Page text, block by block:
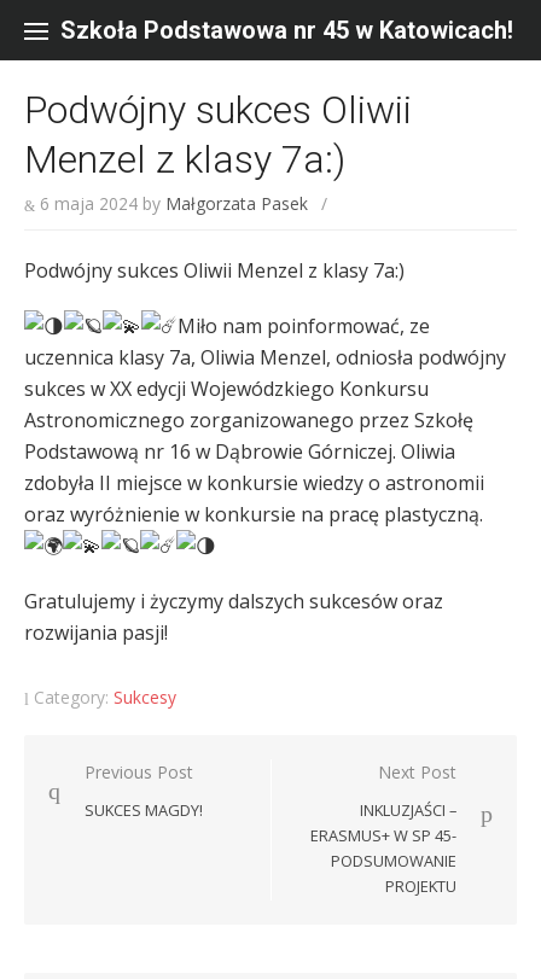
content
Szkoła Podstawowa nr 45 w Katowicach!
Podwójny sukces Oliwii
Menzel z klasy 7a:)
6 maja 2024 by Małgorzata Pasek /
Podwójny sukces Oliwii Menzel z klasy 7a:)
Miło nam poinformować, ze
uczennica klasy 7a, Oliwia Menzel, odniosła podwójny
sukces w XX edycji Wojewódzkiego Konkursu
Astronomicznego zorganizowanego przez Szkołę
Podstawową nr 16 w Dąbrowie Górniczej. Oliwia
zdobyła II miejsce w konkursie wiedzy o astronomii
oraz wyróżnienie w konkursie na pracę plastyczną.
Gratulujemy i życzymy dalszych sukcesów oraz
rozwijania pasji!
Category: Sukcesy
Nawigacja
wpisu
Previous Post
SUKCES MAGDY!
Next Post
INKLUZJAŚCI –
ERASMUS+ W SP 45-
PODSUMOWANIE
PROJEKTU